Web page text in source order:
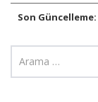
Son Güncelleme: